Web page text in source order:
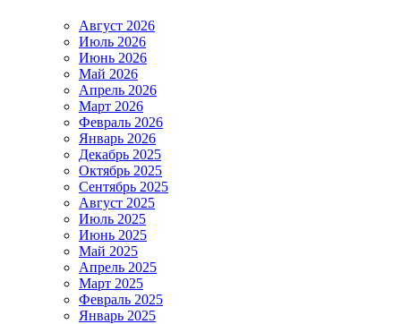
Август 2026
Июль 2026
Июнь 2026
Май 2026
Апрель 2026
Март 2026
Февраль 2026
Январь 2026
Декабрь 2025
Октябрь 2025
Сентябрь 2025
Август 2025
Июль 2025
Июнь 2025
Май 2025
Апрель 2025
Март 2025
Февраль 2025
Январь 2025